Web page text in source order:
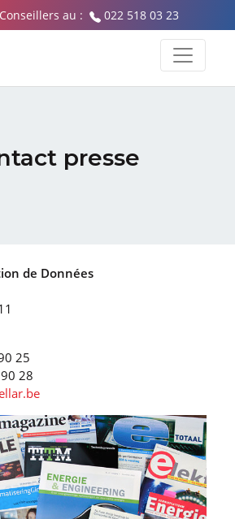
au : 022 518 03 23
presse
de Données
25
28